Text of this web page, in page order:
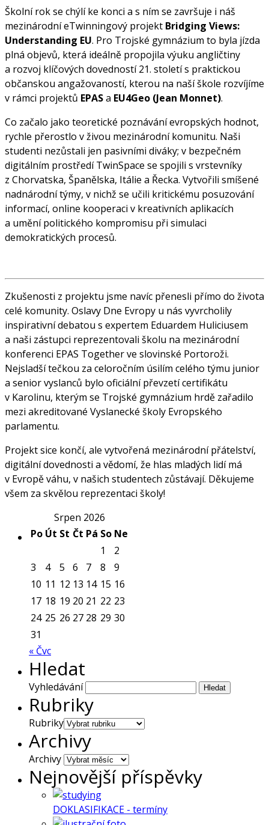
Školní rok se chýlí ke konci a s ním se završuje i náš
mezinárodní eTwinningový projekt Bridging Views:
Understanding EU. Pro Trojské gymnázium to byla jízda
plná objevů, která ideálně propojila výuku angličtiny
a rozvoj klíčových dovedností 21. století s praktickou
občanskou angažovaností, kterou na naší škole rozvíjíme
v rámci projektů EPASa EU4Geo (Jean Monnet).
Co začalo jako teoretické poznávání evropských hodnot,
rychle přerostlo v živou mezinárodní komunitu. Naši
studenti nezůstali jen pasivními diváky; v bezpečném
digitálním prostředí TwinSpace se spojili s vrstevníky
z Chorvatska, Španělska, Itálie a Řecka. Vytvořili smíšené
nadnárodní týmy, v nichž se učili kritickému posuzování
informací, online kooperaci v kreativních aplikacích
a umění politického kompromisu při simulaci
demokratických procesů.
Zkušenosti z projektu jsme navíc přenesli přímo do života
celé komunity. Oslavy Dne Evropy u nás vyvrcholily
inspirativní debatou s expertem Eduardem Huliciusem
a naši zástupci reprezentovali školu na mezinárodní
konferenci EPAS Together ve slovinské Portoroži.
Nejsladší tečkou za celoročním úsilím celého týmu junior
a senior vyslanců bylo oficiální převzetí certifikátu
v Karolinu, kterým se Trojské gymnázium hrdě zařadilo
mezi akreditované Vyslanecké školy Evropského
parlamentu.
Projekt sice končí, ale vytvořená mezinárodní přátelství,
digitální dovednosti a vědomí, že hlas mladých lidí má
v Evropě váhu, v našich studentech zůstávají. Děkujeme
všem za skvělou reprezentaci školy!
Srpen 2026
Po Út St Čt Pá So Ne
1
2
3
4 5 6 7 8
9
10 11 12 13 14 15 16
17 18 19 20 21 22 23
24 25 26 27 28 29 30
31
« Čvc
Hledat
Vyhledávání
Rubriky
Rubriky
Archivy
Archivy
Nejnovější příspěvky
DOKLASIFIKACE - termíny